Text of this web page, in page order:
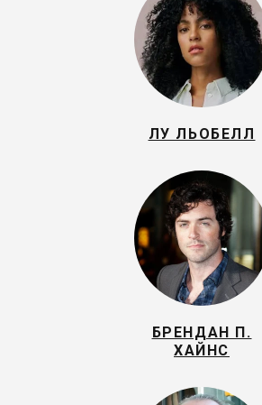
ЛУ ЛЬОБЕЛЛ
БРЕНДАН П.
ХАЙНС